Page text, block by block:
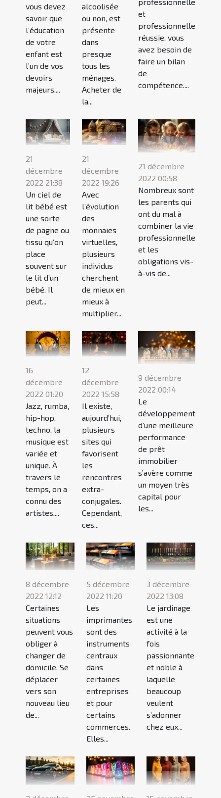
vous devez
savoir que
l’éducation
de votre
enfant est
l’un de vos
devoirs
majeurs....
alcoolisée
ou non, est
présente
dans
presque
tous les
ménages.
Acheter de
la...
et
professionnelle
réussie, vous
avez besoin de
faire un bilan
de
compétence....
21
décembre
2022 21:38
Un ciel de
lit bébé est
une sorte
de pagne ou
tissu qu’on
place
souvent sur
le lit d’un
bébé. Il
peut...
21
décembre
2022 19:26
Avec
l’évolution
des
monnaies
virtuelles,
plusieurs
individus
cherchent
de mieux en
mieux à
multiplier...
21 décembre
2022 00:58
Nombreux sont
les parents qui
ont du mal à
combiner la vie
professionnelle
et les
obligations vis-
à-vis de...
16
décembre
2022 01:20
Jazz, rumba,
hip-hop,
techno, la
musique est
variée et
unique. À
travers le
temps, on a
connu des
artistes,...
12
décembre
2022 15:58
Il existe,
aujourd’hui,
plusieurs
sites qui
favorisent
les
rencontres
extra-
conjugales.
Cependant,
ces...
9 décembre
2022 00:14
Le
développement
d’une meilleure
performance
de prêt
immobilier
s’avère comme
un moyen très
capital pour
les...
8 décembre
2022 12:12
Certaines
situations
peuvent vous
obliger à
changer de
domicile. Se
déplacer
vers son
nouveau lieu
de...
5 décembre
2022 11:20
Les
imprimantes
sont des
instruments
centraux
dans
certaines
entreprises
et pour
certains
commerces.
Elles...
3 décembre
2022 13:08
Le jardinage
est une
activité à la
fois
passionnante
et noble à
laquelle
beaucoup
veulent
s’adonner
chez eux...